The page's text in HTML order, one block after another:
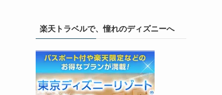
楽天トラベルで、憧れのディズニーへ